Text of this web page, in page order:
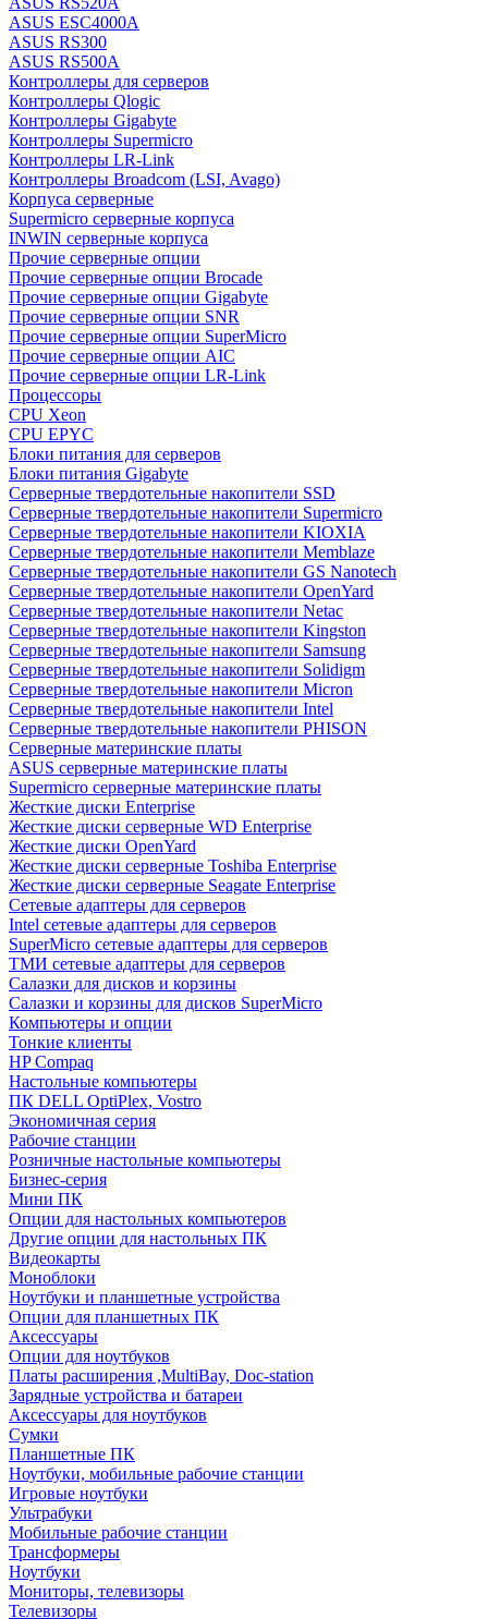
ASUS ESC4000A
ASUS RS300
ASUS RS500A
Контроллеры для серверов
Контроллеры Qlogic
Контроллеры Gigabyte
Контроллеры Supermicro
Контроллеры LR-Link
Контроллеры Broadcom (LSI, Avago)
Корпуса серверные
Supermicro серверные корпуса
INWIN серверные корпуса
Прочие серверные опции
Прочие серверные опции Brocade
Прочие серверные опции Gigabyte
Прочие серверные опции SNR
Прочие серверные опции SuperMicro
Прочие серверные опции AIC
Прочие серверные опции LR-Link
Процессоры
CPU Xeon
CPU EPYC
Блоки питания для серверов
Блоки питания Gigabyte
Серверные твердотельные накопители SSD
Cерверные твердотельные накопители Supermicro
Cерверные твердотельные накопители KIOXIA
Cерверные твердотельные накопители Memblaze
Cерверные твердотельные накопители GS Nanotech
Серверные твердотельные накопители OpenYard
Серверные твердотельные накопители Netac
Cерверные твердотельные накопители Kingston
Cерверные твердотельные накопители Samsung
Cерверные твердотельные накопители Solidigm
Cерверные твердотельные накопители Micron
Cерверные твердотельные накопители Intel
Cерверные твердотельные накопители PHISON
Серверные материнские платы
ASUS серверные материнские платы
Supermicro серверные материнские платы
Жесткие диски Enterprise
Жесткие диски серверные WD Enterprise
Жесткие диски OpenYard
Жесткие диски серверные Toshiba Enterprise
Жесткие диски серверные Seagate Enterprise
Сетевые адаптеры для серверов
Intel сетевые адаптеры для серверов
SuperMicro сетевые адаптеры для серверов
ТМИ сетевые адаптеры для серверов
Салазки для дисков и корзины
Салазки и корзины для дисков SuperMicro
Компьютеры и опции
Тонкие клиенты
HP Compaq
Настольные компьютеры
ПК DELL OptiPlex, Vostro
Экономичная серия
Рабочие станции
Розничные настольные компьютеры
Бизнес-серия
Мини ПК
Опции для настольных компьютеров
Другие опции для настольных ПК
Видеокарты
Моноблоки
Ноутбуки и планшетные устройства
Опции для планшетных ПК
Аксессуары
Опции для ноутбуков
Платы расширения ,MultiBay, Doc-station
Зарядные устройства и батареи
Аксессуары для ноутбуков
Сумки
Планшетные ПК
Ноутбуки, мобильные рабочие станции
Игровые ноутбуки
Ультрабуки
Мобильные рабочие станции
Трансформеры
Ноутбуки
Мониторы, телевизоры
Телевизоры